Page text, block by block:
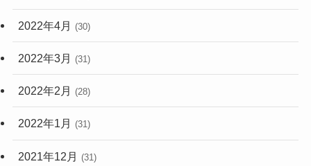
2022年4月 (30)
2022年3月 (31)
2022年2月 (28)
2022年1月 (31)
2021年12月 (31)